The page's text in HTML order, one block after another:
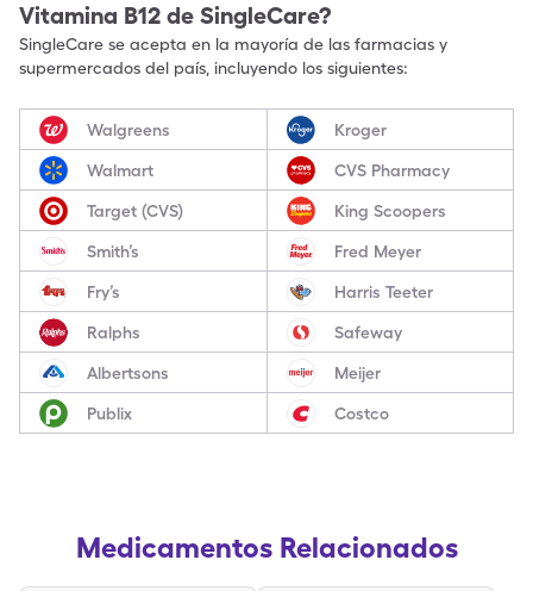
Vitamina B12 de SingleCare?
SingleCare se acepta en la mayoría de las farmacias y
supermercados del país, incluyendo los siguientes:
Walgreens Kroger
Walmart CVS Pharmacy
Target (CVS) King Scoopers
Smith’s Fred Meyer
Fry’s Harris Teeter
Ralphs Safeway
Albertsons Meijer
Publix Costco
Medicamentos Relacionados